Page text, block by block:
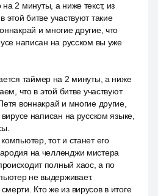
2 минуты, а ниже текст, из
этой битве участвуют такие
и многие другие, что
написан на русском вы уже
таймер на 2 минуты, а ниже
что в этой битве участвуют
воннакрай и многие другие,
вирусе написан на русском языке,
тот и станет его
на челленджи мистера
полный хаос, а по
не выдерживает.
Кто же из вирусов в итоге